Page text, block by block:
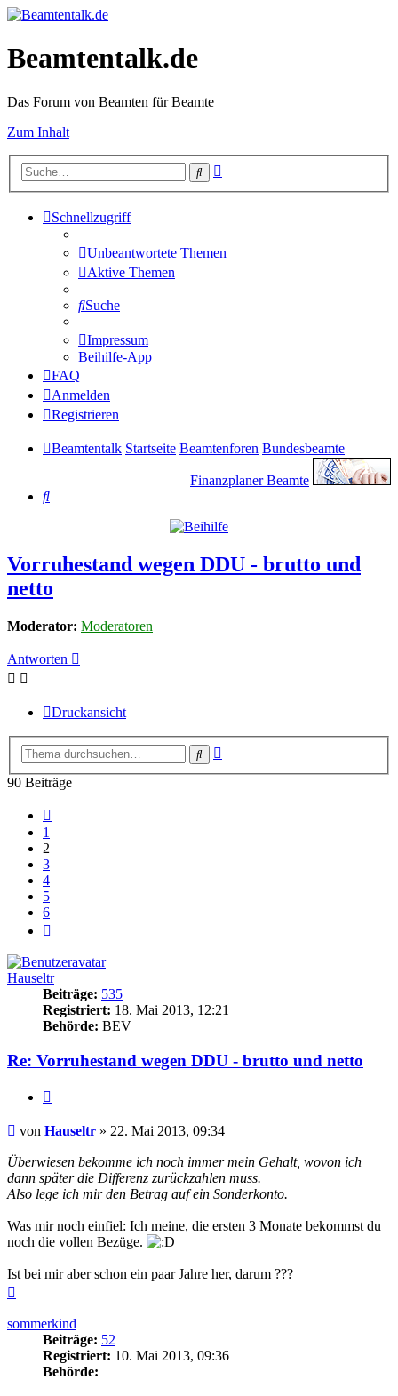
Beamtentalk.de
Das Forum von Beamten für Beamte
Zum Inhalt
Suche
Schnellzugriff
Unbeantwortete Themen
Aktive Themen
Suche
Impressum
Beihilfe-App
FAQ
Anmelden
Registrieren
Beamtentalk Startseite Beamtenforen Bundesbeamte
Finanzplaner Beamte
Suche
Vorruhestand wegen DDU - brutto und
netto
Moderator: Moderatoren
Antworten
Druckansicht
Suche
90 Beiträge
1
2
3
4
5
6
Hauseltr
Beiträge: 535
Registriert: 18. Mai 2013, 12:21
Behörde: BEV
Re: Vorruhestand wegen DDU - brutto und netto
Beitrag
von Hauseltr » 22. Mai 2013, 09:34
Überwiesen bekomme ich noch immer mein Gehalt, wovon ich
dann später die Differenz zurückzahlen muss.
Also lege ich mir den Betrag auf ein Sonderkonto.
Was mir noch einfiel: Ich meine, die ersten 3 Monate bekommst du
noch die vollen Bezüge.
Ist bei mir aber schon ein paar Jahre her, darum ???
sommerkind
Beiträge: 52
Registriert: 10. Mai 2013, 09:36
Behörde: